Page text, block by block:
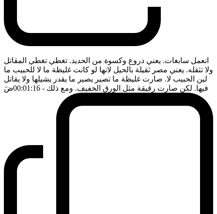
انعمل سابغات. يعني دروع وكسوة من الحديد. تغطي تغطي المقاتل
ولا تثقله. يعني مصر ثقيلة بالحيل لانها لو كانت غليظة ما لا للحبيب ما
لين الحبيب لا. صارت غليظة ما تصير يصير ما يقدر يشيلها ولا يقاتل
فيها. لكن صارت رقيقة مثل الورق الخفيف. ومع ذلك - 00:01:16 ضَ